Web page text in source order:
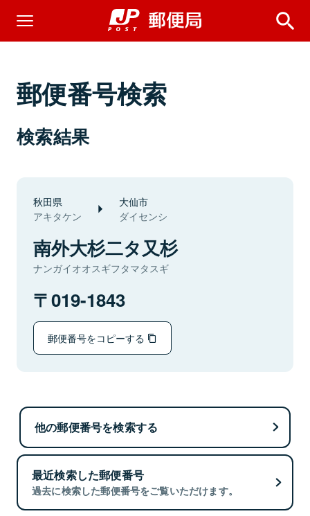
郵便番号検索
検索結果
秋田県
アキタケン
大仙市
ダイセンシ
南外大杉二タ又杉
ナンガイオオスギフタマタスギ
019-1843
郵便番号をコピーする
他の郵便番号を検索する
最近検索した郵便番号
過去に検索した郵便番号をご覧いただけます。